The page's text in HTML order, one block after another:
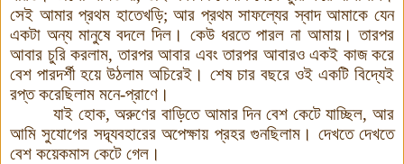
সেই আমার প্রথম হাতেখড়ি;আর প্রথম সাফল্যের স্বাদ আমাকে যেন
একটা অন্য মানুষে বদলে দিল । কেউ ধরতে পারল না আমায়। তারপর
আবার চুরি করলাম,তারপর আবার এবং তারপর আবারও একই কাজ করে
বেশ পারদর্শী হয়ে উঠলাম অচিরেই । শেষ চার বছরে ওই একটি বিদ্যেই
রপ্ত করেছিলাম মনে-প্রাণে ।
যাই হোক,অরুণের বাড়িতে আমার দিন বেশ কেটে যাচ্ছিল,আর
আমি সুযোগের সদ্ব্যবহারের অপেক্ষায় প্রহর গুনছিলাম । দেখতে দেখতে
বেশ কয়েকমাস কেটে গেল ।